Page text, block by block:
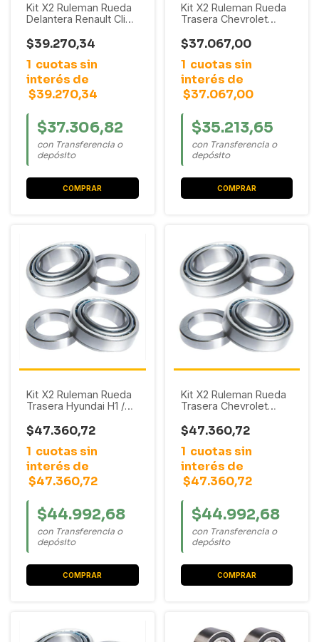
Kit X2 Ruleman Rueda
Delantera Renault Clio /
Laguna / Logan / R19 /
R9 / Sandero / Twingo
/ Scenic / Symbol
$39.270,34
1 cuotas sin
interés de
$39.270,34
$37.306,82
con Transferencia o
depósito
Kit X2 Ruleman Rueda
Trasera Chevrolet
/ Agile // Suzuki Fun
$37.067,00
1 cuotas sin
interés de
$37.067,00
$35.213,65
con Transferencia o
depósito
Kit X2 Ruleman Rueda
Trasera Hyundai H1 /
$47.360,72
1 cuotas sin
interés de
$47.360,72
$44.992,68
con Transferencia o
depósito
Kit X2 Ruleman Rueda
Trasera Chevrolet
$47.360,72
1 cuotas sin
interés de
$47.360,72
$44.992,68
con Transferencia o
depósito